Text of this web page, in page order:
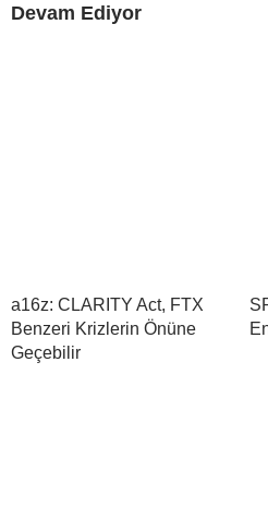
Devam Ediyor
a16z: CLARITY Act, FTX
Benzeri Krizlerin Önüne
Geçebilir